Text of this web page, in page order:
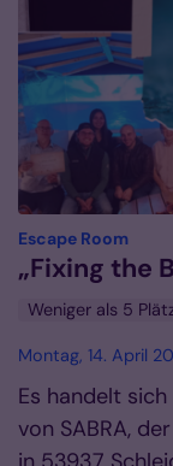
Escape Room:
„Fixing the
Weniger als 5
Montag, 14. April
Es handelt
von SABRA,